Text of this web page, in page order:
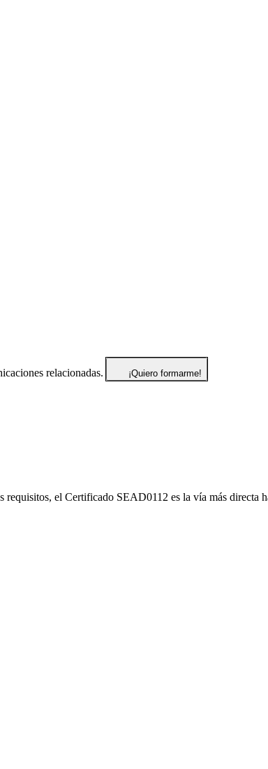
relacionadas. ¡Quiero formarme!
el Certificado SEAD0112 es la vía más directa